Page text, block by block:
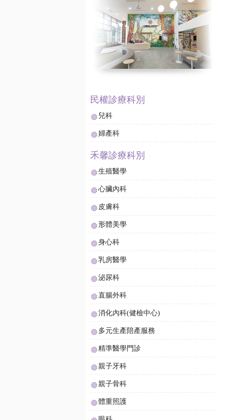
兒科
婦產科
生殖醫學
心臟內科
皮膚科
形體美學
身心科
乳房醫學
泌尿科
直腸外科
消化內科(健檢中心)
多元生產陪產服務
精準醫學門診
親子牙科
親子骨科
體重照護